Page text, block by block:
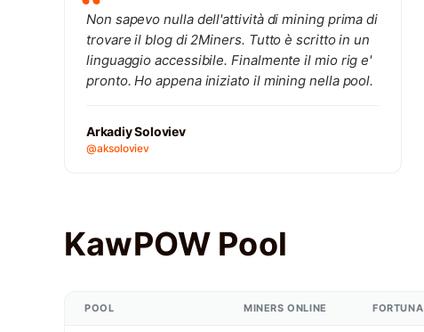
Non sapevo nulla dell'attività di mining prima di
trovare il blog di 2Miners. Tutto è scritto in un
linguaggio accessibile. Finalmente il mio rig e'
pronto. Ho appena iniziato il mining nella pool.
Arkadiy Soloviev
@aksoloviev
KawPOW Pool
POOL MINERS ONLINE FORTUNA